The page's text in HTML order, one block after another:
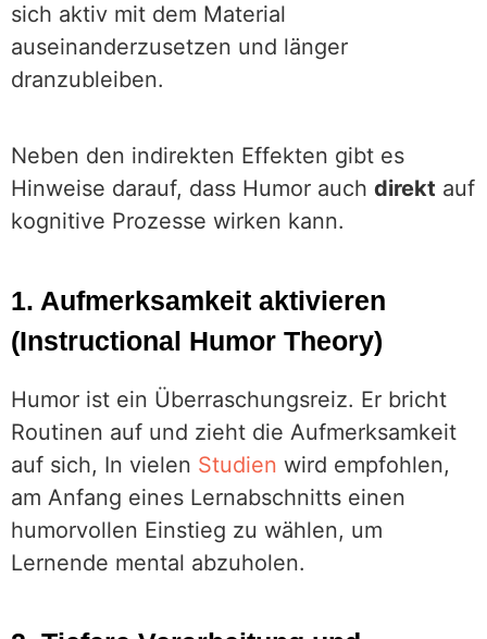
sich aktiv mit dem Material
auseinanderzusetzen und länger
dranzubleiben.
Neben den indirekten Effekten gibt es
Hinweise darauf, dass Humor auch direkt auf
kognitive Prozesse wirken kann.
1. Aufmerksamkeit aktivieren
(Instructional Humor Theory)
Humor ist ein Überraschungsreiz. Er bricht
Routinen auf und zieht die Aufmerksamkeit
auf sich, In vielen Studien wird empfohlen,
am Anfang eines Lernabschnitts einen
humorvollen Einstieg zu wählen, um
Lernende mental abzuholen.